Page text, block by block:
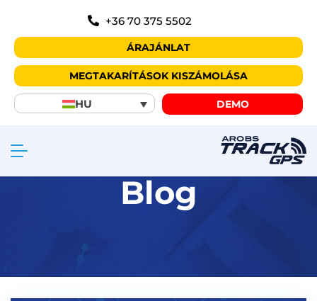
+36 70 375 5502
ÁRAJÁNLAT
MEGTAKARÍTÁSOK KISZÁMOLÁSA
HU DEMO
Blog